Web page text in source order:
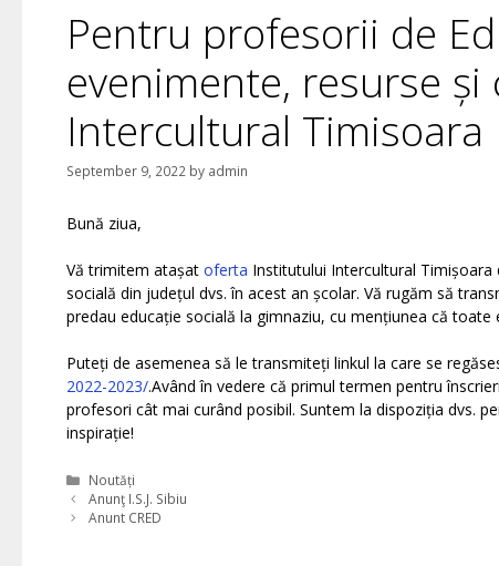
Pentru profesorii de
evenimente, resurse
Intercultural Timisoara
September 9, 2022 by admin
Bună ziua,
Vă trimitem atașat oferta Institutului Intercultural
socială din județul dvs. în acest an școlar. Vă rugăm să
predau educație socială la gimnaziu, cu mențiunea că
Puteți de asemenea să le transmiteți linkul la care se
2022-2023/.Având în vedere că primul termen pentru
profesori cât mai curând posibil. Suntem la dispoziția dvs.
inspirație!
Categories
Noutăți
Anunţ I.S.J. Sibiu
Anunt CRED